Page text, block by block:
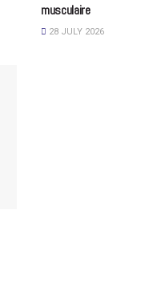
musculaire
28 JULY 2026